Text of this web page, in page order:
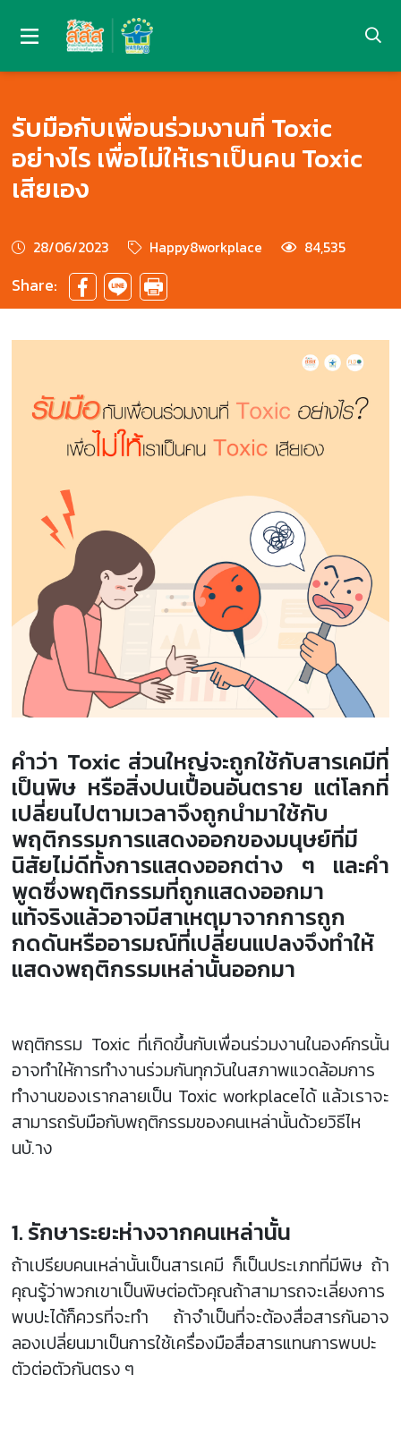
รับมือกับเพื่อนร่วมงานที่ Toxic
อย่างไร เพื่อไม่ให้เราเป็นคน Toxic
เสียเอง
28/06/2023 Happy8workplace 84,535
Share:
คำว่า Toxic ส่วนใหญ่จะถูกใช้กับสารเคมีที่
เป็นพิษ หรือสิ่งปนเปื้อนอันตราย แต่โลกที่
เปลี่ยนไปตามเวลาจึงถูกนำมาใช้กับ
พฤติกรรมการแสดงออกของมนุษย์ที่มี
นิสัยไม่ดีทั้งการแสดงออกต่าง ๆ และคำ
พูดซึ่งพฤติกรรมที่ถูกแสดงออกมา
แท้จริงแล้วอาจมีสาเหตุมาจากการถูก
กดดันหรืออารมณ์ที่เปลี่ยนแปลงจึงทำให้
แสดงพฤติกรรมเหล่านั้นออกมา
พฤติกรรม Toxic ที่เกิดขึ้นกับเพื่อนร่วมงานในองค์กรนั้น
อาจทำให้การทำงานร่วมกันทุกวันในสภาพแวดล้อมการ
ทำงานของเรากลายเป็น Toxic workplaceได้ แล้วเราจะ
สามารถรับมือกับพฤติกรรมของคนเหล่านั้นด้วยวิธีไห
นบ้.าง
1. รักษาระยะห่างจากคนเหล่านั้น
ถ้าเปรียบคนเหล่านั้นเป็นสารเคมี ก็เป็นประเภทที่มีพิษ ถ้า
คุณรู้ว่าพวกเขาเป็นพิษต่อตัวคุณถ้าสามารถจะเลี่ยงการ
พบปะได้ก็ควรที่จะทำ ถ้าจำเป็นที่จะต้องสื่อสารกันอาจ
ลองเปลี่ยนมาเป็นการใช้เครื่องมือสื่อสารแทนการพบปะ
ตัวต่อตัวกันตรง ๆ